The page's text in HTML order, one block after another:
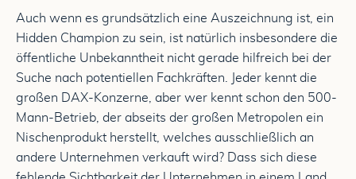
Auch wenn es grundsätzlich eine Auszeichnung ist, ein
Hidden Champion zu sein, ist natürlich insbesondere die
öffentliche Unbekanntheit nicht gerade hilfreich bei der
Suche nach potentiellen Fachkräften. Jeder kennt die
großen DAX-Konzerne, aber wer kennt schon den 500-
Mann-Betrieb, der abseits der großen Metropolen ein
Nischenprodukt herstellt, welches ausschließlich an
andere Unternehmen verkauft wird? Dass sich diese